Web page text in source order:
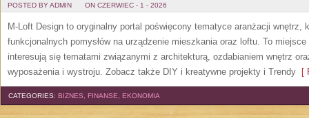
POSTED BY ADMIN ON CZERWIEC - 1 - 2026
M-Loft Design to oryginalny portal poświęcony tematyce aranżacji wnętrz,
funkcjonalnych pomysłów na urządzenie mieszkania oraz loftu. To
interesują się tematami związanymi z architekturą, ozdabianiem wnętrz
wyposażenia i wystroju. Zobacz także DIY i kreatywne projekty i Trendy [
CATEGORIES: BIZNES, FINANSE, EKONOMIA